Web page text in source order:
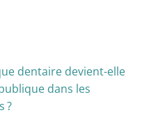
dentaire devient-elle
dans les
?